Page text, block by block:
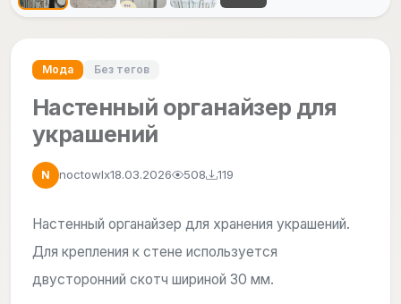
Мода Без тегов
Настенный органайзер для
украшений
N noctowlx18.03.2026 508 119
Настенный органайзер для хранения украшений.
Для крепления к стене используется
двусторонний скотч шириной 30 мм.